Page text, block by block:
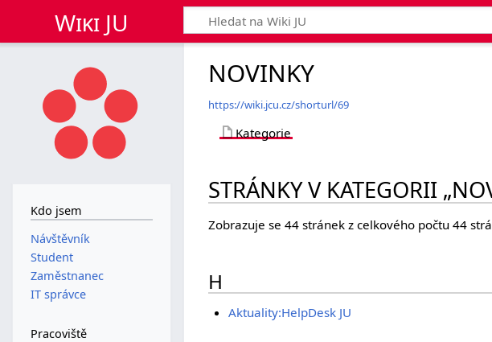
Wiki JU
NOVINKY
https://wiki.jcu.cz/shorturl/69
Kategorie
STRÁNKY V KATEGORII
Zobrazuje se 44 stránek z celkového počtu 44
H
Aktuality:HelpDesk JU
Kdo jsem
Návštěvník
Student
Zaměstnanec
IT správce
Pracoviště